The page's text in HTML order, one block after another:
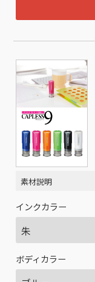
素材説明
インクカラー
ボディカラー